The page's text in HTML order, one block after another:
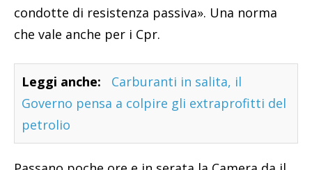
condotte di resistenza passiva». Una norma
che vale anche per i Cpr.
Leggi anche:
Carburanti in salita, il
Governo pensa a colpire gli extraprofitti del
petrolio